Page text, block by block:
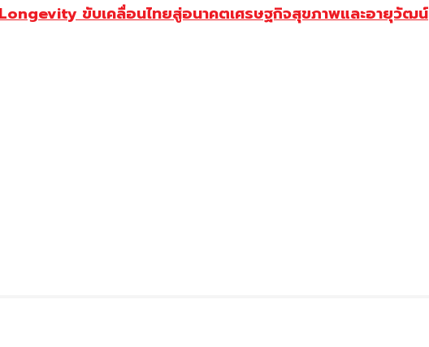
ขับเคลื่อนไทยสู่อนาคตเศรษฐกิจสุขภาพและอายุวัฒน์